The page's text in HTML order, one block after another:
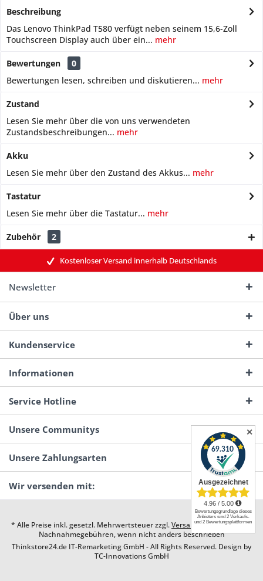
Beschreibung
Das Lenovo ThinkPad T580 verfügt neben seinem 15,6-Zoll
Touchscreen Display auch über ein... mehr
Bewertungen
0
Bewertungen lesen, schreiben und diskutieren... mehr
Zustand
Lesen Sie mehr über die von uns verwendeten
Zustandsbeschreibungen... mehr
Akku
Lesen Sie mehr über den Zustand des Akkus... mehr
Tastatur
Lesen Sie mehr über die Tastatur... mehr
Zubehör 2
Kostenloser Versand innerhalb Deutschlands
Newsletter
Über uns
Kundenservice
Informationen
Service Hotline
Unsere Communitys
Unsere Zahlungsarten
Wir versenden mit:
* Alle Preise inkl. gesetzl. Mehrwertsteuer zzgl.Versandkostenund ggf.
Nachnahmegebühren, wenn nicht anders beschrieben
Thinkstore24.de IT-Remarketing GmbH - All Rights Reserved. Design by
TC-Innovations GmbH
✕